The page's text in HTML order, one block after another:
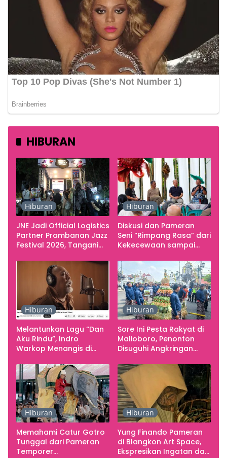
HIBURAN
Hiburan
JNE Jadi Official Logistics
Partner Prambanan Jazz
Festival 2026, Tangani
Kebutuhan Konser
Hiburan
Diskusi dan Pameran
Seni “Rimpang Rasa” dari
Kekecewaan sampai
Yogyakarta sebagai
Pusat Pergerakan Seni
Rupa Indonesia
Hiburan
Melantunkan Lagu “Dan
Aku Rindu”, Indro
Warkop Menangis di
Hiburan
Sore Ini Pesta Rakyat di
Malioboro, Penonton
Disuguhi Angkringan
Hiburan
Memahami Catur Gotro
Tunggal dari Pameran
Temporer
Hiburan
Yung Finando Pameran
di Blangkon Art Space,
Ekspresikan Ingatan dan